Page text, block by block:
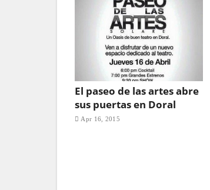
El paseo de las artes abre
sus puertas en Doral
Apr 16, 2015